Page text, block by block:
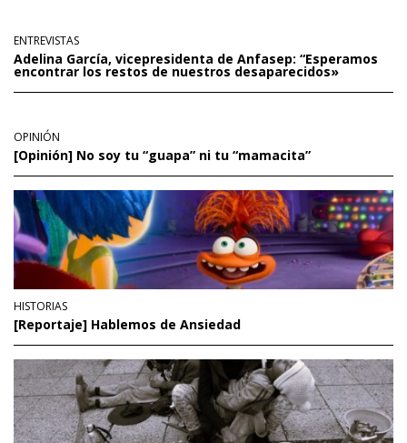
ENTREVISTAS
Adelina García, vicepresidenta de Anfasep: “Esperamos
encontrar los restos de nuestros desaparecidos»
OPINIÓN
[Opinión] No soy tu “guapa” ni tu “mamacita”
HISTORIAS
[Reportaje] Hablemos de Ansiedad